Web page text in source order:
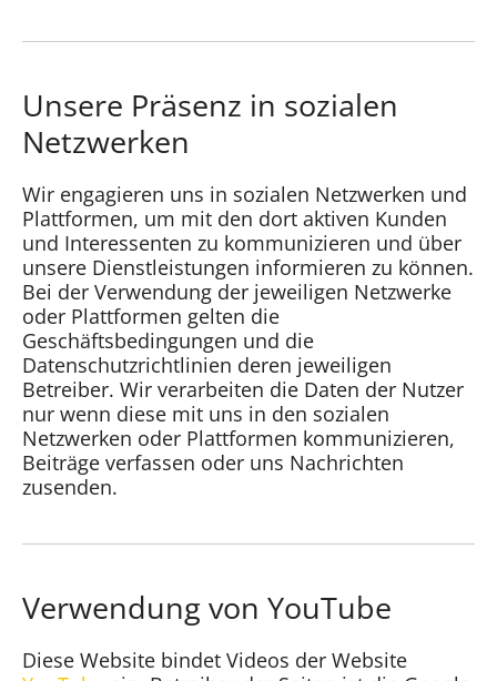
Unsere Präsenz in sozialen
Netzwerken
Wir engagieren uns in sozialen Netzwerken und
Plattformen, um mit den dort aktiven Kunden
und Interessenten zu kommunizieren und über
unsere Dienstleistungen informieren zu können.
Bei der Verwendung der jeweiligen Netzwerke
oder Plattformen gelten die
Geschäftsbedingungen und die
Datenschutzrichtlinien deren jeweiligen
Betreiber. Wir verarbeiten die Daten der Nutzer
nur wenn diese mit uns in den sozialen
Netzwerken oder Plattformen kommunizieren,
Beiträge verfassen oder uns Nachrichten
zusenden.
Verwendung von YouTube
Diese Website bindet Videos der Website